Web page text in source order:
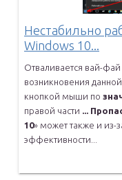
Нестабильно
Windows 10...
Отваливается вай-фай
возникновения
кнопкой мыши по
правой части ...
10» может также и из-
эффективности...